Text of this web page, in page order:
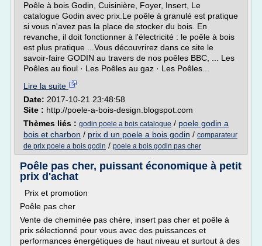
Poêle à bois Godin, Cuisinière, Foyer, Insert, Le
catalogue Godin avec prix.Le poêle à granulé est pratique
si vous n'avez pas la place de stocker du bois. En
revanche, il doit fonctionner à l'électricité : le poêle à bois
est plus pratique ...Vous découvrirez dans ce site le
savoir-faire GODIN au travers de nos poêles BBC, ... Les
Poêles au fioul · Les Poêles au gaz · Les Poêles...
Lire la suite
Date: 2017-10-21 23:48:58
Site : http://poele-a-bois-design.blogspot.com
Thèmes liés : godin poele a bois catalogue / poele godin a
bois et charbon / prix d un poele a bois godin / comparateur
de prix poele a bois godin / poele a bois godin pas cher
Poêle pas cher, puissant économique à petit
prix d'achat
Prix et promotion
Poêle pas cher
Vente de cheminée pas chère, insert pas cher et poêle à
prix sélectionné pour vous avec des puissances et
performances énergétiques de haut niveau et surtout à des